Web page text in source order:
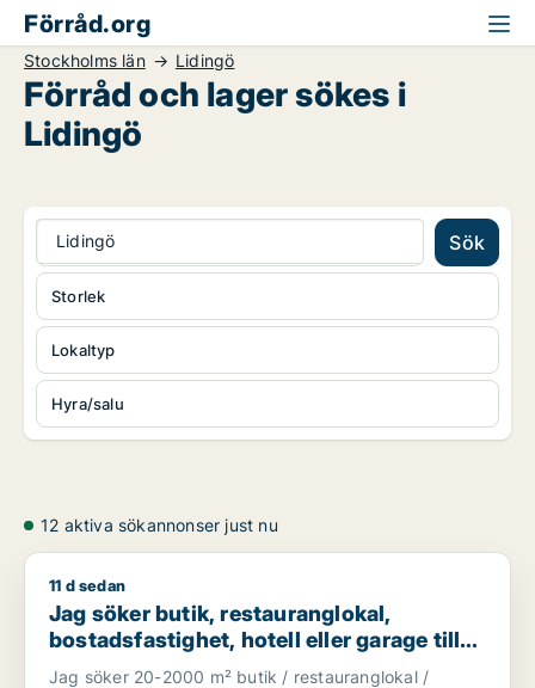
Förråd.org
Stockholms län Lidingö
Förråd och lager sökes i
Lidingö
Lidingö Sök
Lokaltyp
Hyra/salu
Storlek
12 aktiva sökannonser just nu
Jag söker butik, restauranglokal, bostadsfastighet, hotell
11 d sedan
Jag söker butik, restauranglokal,
bostadsfastighet, hotell eller garage till
salu i Stockholms län
Jag söker 20-2000 m² butik / restauranglokal /